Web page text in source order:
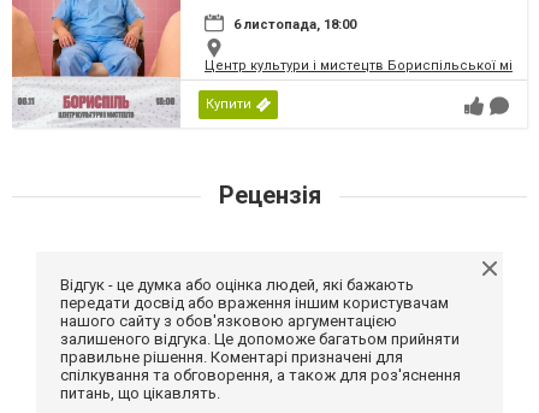
6 листопада, 18:00
Центр культури і мистецтв Бориспільської
Купити
Рецензія
Відгук - це думка або оцінка людей, які бажають
передати досвід або враження іншим користувачам
нашого сайту з обов'язковою аргументацією
залишеного відгука. Це допоможе багатьом прийняти
правильне рішення. Коментарі призначені для
спілкування та обговорення, а також для роз'яснення
питань, що цікавлять.